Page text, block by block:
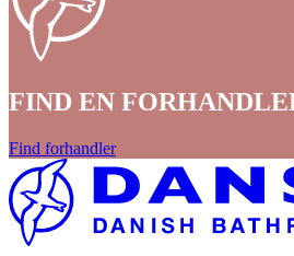
FIND EN
Find forhandler